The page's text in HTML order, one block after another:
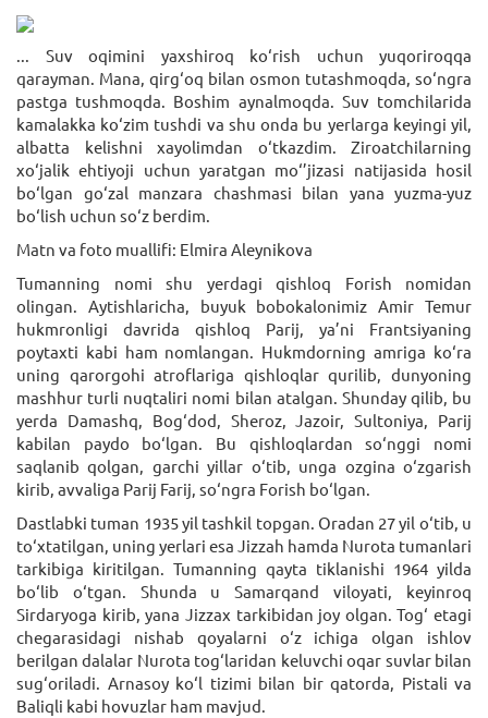
... Suv oqimini yaxshiroq ko‘rish uchun yuqoriroqqa
qarayman. Mana, qirg‘oq bilan osmon tutashmoqda, so‘ngra
pastga tushmoqda. Boshim aynalmoqda. Suv tomchilarida
kamalakka ko‘zim tushdi va shu onda bu yerlarga keyingi yil,
albatta kelishni xayolimdan o‘tkazdim. Ziroatchilarning
xo‘jalik ehtiyoji uchun yaratgan mo‘’jizasi natijasida hosil
bo‘lgan go‘zal manzara chashmasi bilan yana yuzma-yuz
bo‘lish uchun so‘z berdim.
Matn va foto muallifi: Elmira Aleynikova
Tumanning nomi shu yerdagi qishloq Forish nomidan
olingan. Aytishlaricha, buyuk bobokalonimiz Amir Temur
hukmronligi davrida qishloq Parij, ya’ni Frantsiyaning
poytaxti kabi ham nomlangan. Hukmdorning amriga ko‘ra
uning qarorgohi atroflariga qishloqlar qurilib, dunyoning
mashhur turli nuqtaliri nomi bilan atalgan. Shunday qilib, bu
yerda Damashq, Bog‘dod, Sheroz, Jazoir, Sultoniya, Parij
kabilan paydo bo‘lgan. Bu qishloqlardan so‘nggi nomi
saqlanib qolgan, garchi yillar o‘tib, unga ozgina o‘zgarish
kirib, avvaliga Parij Farij, so‘ngra Forish bo‘lgan.
Dastlabki tuman 1935 yil tashkil topgan. Oradan 27 yil o‘tib, u
to‘xtatilgan, uning yerlari esa Jizzah hamda Nurota tumanlari
tarkibiga kiritilgan. Tumanning qayta tiklanishi 1964 yilda
bo‘lib o‘tgan. Shunda u Samarqand viloyati, keyinroq
Sirdaryoga kirib, yana Jizzax tarkibidan joy olgan. Tog‘ etagi
chegarasidagi nishab qoyalarni o‘z ichiga olgan ishlov
berilgan dalalar Nurota tog‘laridan keluvchi oqar suvlar bilan
sug‘oriladi. Arnasoy ko‘l tizimi bilan bir qatorda, Pistali va
Baliqli kabi hovuzlar ham mavjud.